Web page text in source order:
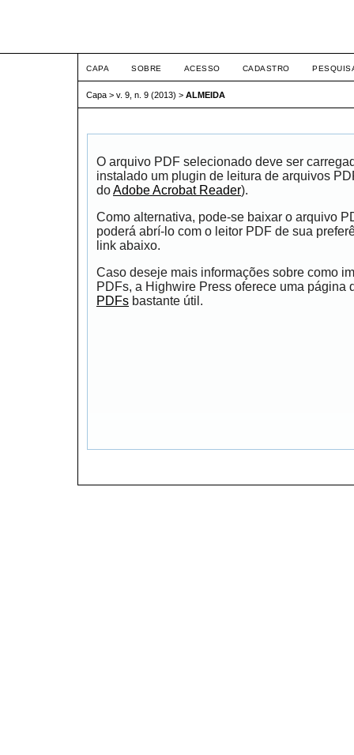
CAPA SOBRE ACESSO CADASTRO
Capa > v. 9, n. 9 (2013) > ALMEIDA
O arquivo PDF selecionado deve ser
instalado um plugin de leitura de arquivos
doAdobe Acrobat Reader).
Como alternativa, pode-se baixar o arquivo
poderá abrí-lo com o leitor PDF de sua
link abaixo.
Caso deseje mais informações sobre como
PDFs, a Highwire Press oferece uma página
PDFs bastante útil.